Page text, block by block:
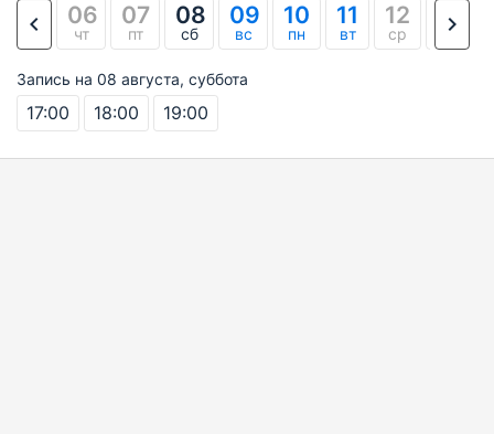
06
чт
07
пт
08
сб
09
вс
10
пн
11
вт
12
ср
13
чт
Запись на 08 августа, суббота
17:00 18:00 19:00